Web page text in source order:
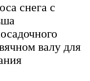
снега с
валу для